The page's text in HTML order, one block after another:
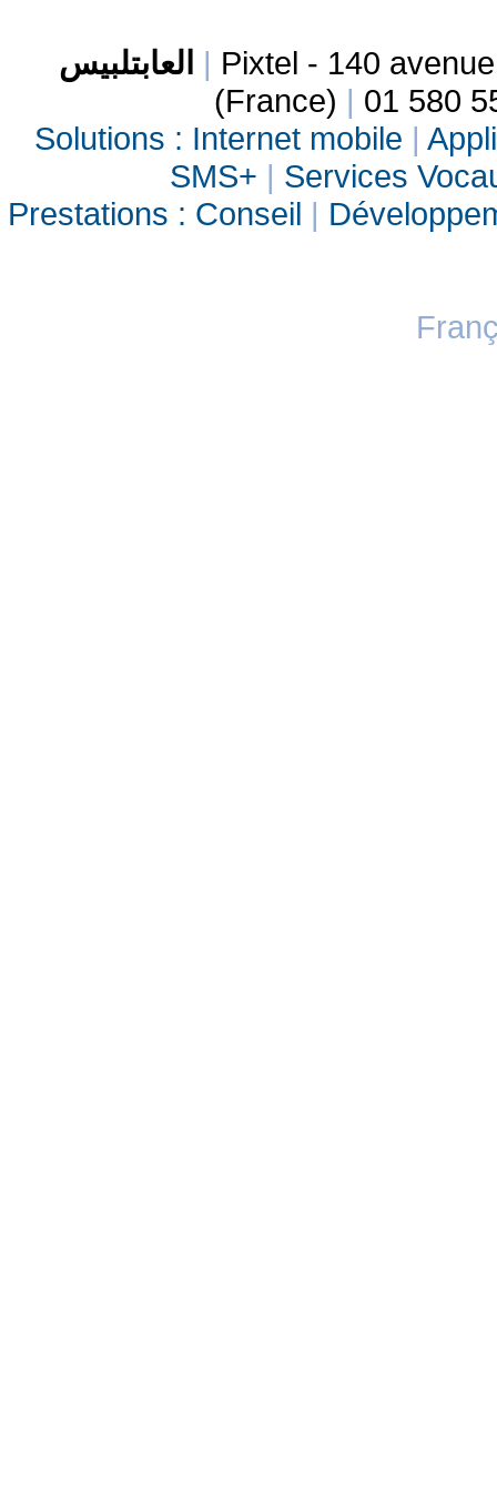
العابتلبيس | Pixtel - 140
(France) | 01 580
Solutions : Internet mobile |
SMS+ | Services
Prestations : Conseil |